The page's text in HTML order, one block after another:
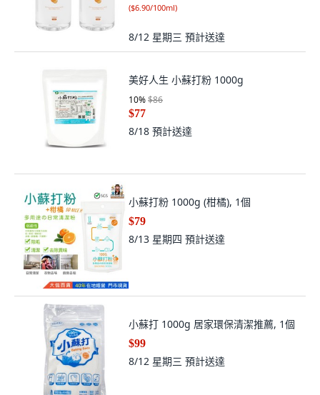
($6.90/100ml)
8/12 星期三 預計送達
美好人生 小蘇打粉 1000g
10%$86
$77
8/18 預計送達
小蘇打粉 1000g (柑橘), 1個
$79
8/13 星期四 預計送達
小蘇打 1000g 居家環保清潔推薦, 1個
$99
8/12 星期三 預計送達